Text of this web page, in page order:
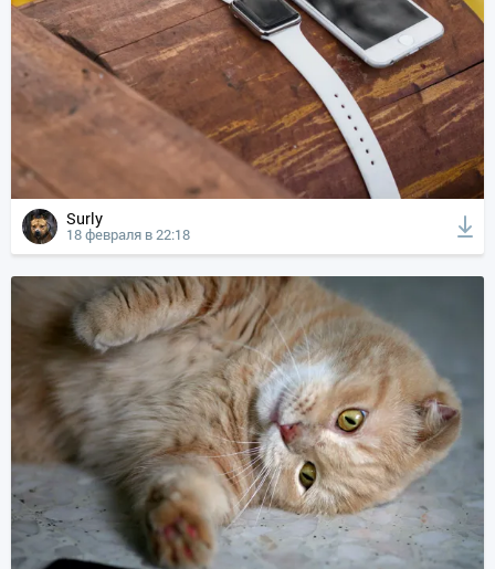
Surly
18 февраля в 22:18